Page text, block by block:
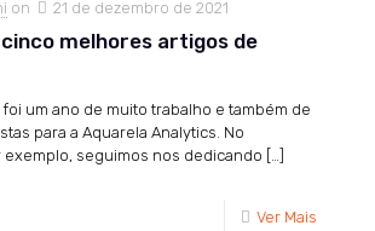
on 21 de dezembro de 2021
cinco melhores artigos de
foi um ano de muito trabalho e também de
para a Aquarela Analytics. No
exemplo, seguimos nos dedicando […]
Ver Mais